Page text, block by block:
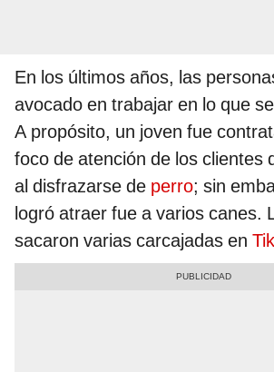
En los últimos años, las
avocado en trabajar en lo que
A propósito, un joven fue
foco de atención de los clientes
al disfrazarse de perro; sin
logró atraer fue a varios canes.
sacaron varias carcajadas en